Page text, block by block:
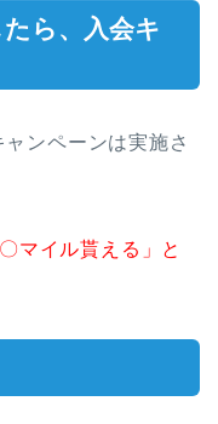
ら、入会キ
ンペーンは実施さ
マイル貰える」と